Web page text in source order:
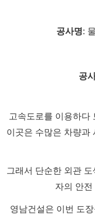
공사명:
공
고속도로를 이용하다
이곳은 수많은 차량과
그래서 단순한 외관
자의 안
영남건설은 이번 도